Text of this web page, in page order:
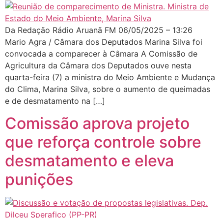
Da Redação Rádio Aruanã FM 06/05/2025 – 13:26
Mario Agra / Câmara dos Deputados Marina Silva foi
convocada a comparecer à Câmara A Comissão de
Agricultura da Câmara dos Deputados ouve nesta
quarta-feira (7) a ministra do Meio Ambiente e Mudança
do Clima, Marina Silva, sobre o aumento de queimadas
e de desmatamento na […]
Comissão aprova projeto
que reforça controle sobre
desmatamento e eleva
punições